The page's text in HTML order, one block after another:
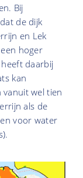
Bij
de dijk
en Lek
hoger
daarbij
kan
wel tien
als de
voor water